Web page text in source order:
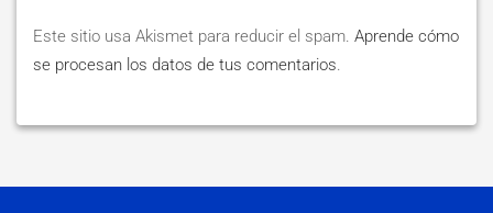
Este sitio usa Akismet para reducir el spam. Aprende cómo
se procesan los datos de tus comentarios.